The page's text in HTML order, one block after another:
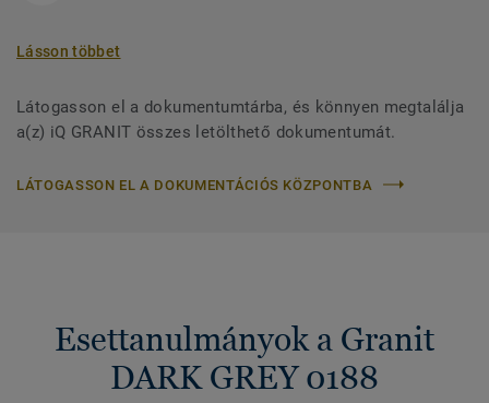
Lásson többet
Látogasson el a dokumentumtárba, és könnyen megtalálja
a(z) iQ GRANIT összes letölthető dokumentumát.
LÁTOGASSON EL A DOKUMENTÁCIÓS KÖZPONTBA
Esettanulmányok a Granit
DARK GREY 0188